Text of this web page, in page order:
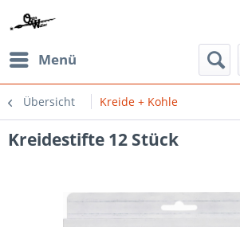
Menü
Übersicht Kreide + Kohle
Kreidestifte 12 Stück